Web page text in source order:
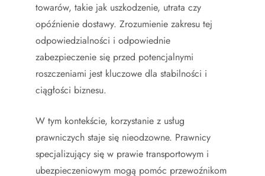
towarów, takie jak uszkodzenie, utrata czy
opóźnienie dostawy. Zrozumienie zakresu tej
odpowiedzialności i odpowiednie
zabezpieczenie się przed potencjalnymi
roszczeniami jest kluczowe dla stabilności i
ciągłości biznesu.
W tym kontekście, korzystanie z usług
prawniczych staje się nieodzowne. Prawnicy
specjalizujący się w prawie transportowym i
ubezpieczeniowym mogą pomóc przewoźnikom